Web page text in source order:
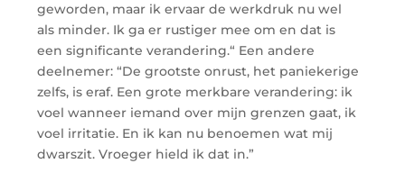
geworden, maar ik ervaar de werkdruk nu wel
als minder. Ik ga er rustiger mee om en dat is
een significante verandering.“ Een andere
deelnemer: “De grootste onrust, het paniekerige
zelfs, is eraf. Een grote merkbare verandering: ik
voel wanneer iemand over mijn grenzen gaat, ik
voel irritatie. En ik kan nu benoemen wat mij
dwarszit. Vroeger hield ik dat in.”